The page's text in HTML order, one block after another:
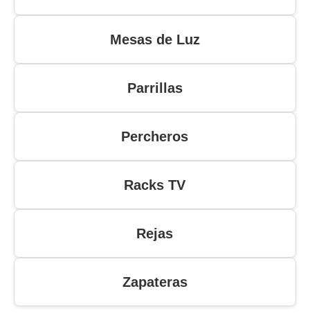
Mesas de Luz
Parrillas
Percheros
Racks TV
Rejas
Zapateras